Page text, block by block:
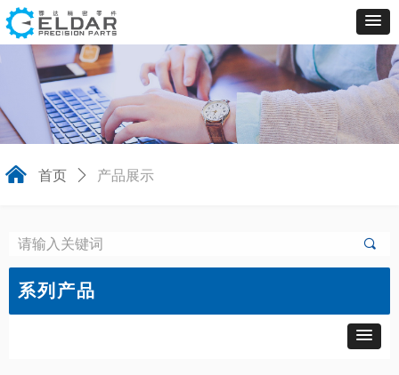
낀 首页 ꄲ 产品展示
系列产品
끠